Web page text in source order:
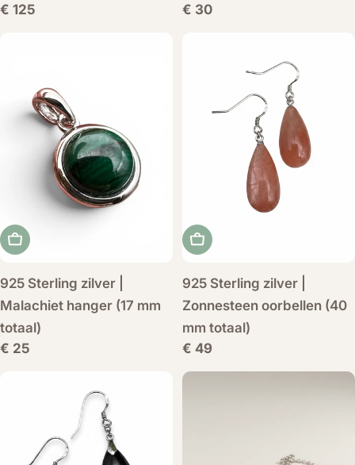
Normale
€ 125
Normale
€ 30
Voeg toe aan winkelwagen
925 Sterling zilver |
Malachiet hanger (17 mm
totaal)
Normale
€ 25
Voeg toe aan
925 Sterling zilver |
Zonnesteen oorbellen (40
mm totaal)
Normale
prijs
€ 49